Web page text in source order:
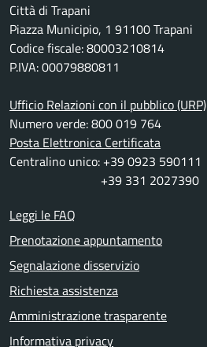
Città di Trapani
Piazza Municipio, 1 91100 Trapani
Codice fiscale: 80003210814
P.IVA: 00079880811
Ufficio Relazioni con il pubblico (URP)
Numero verde: 800 019 764
Posta Elettronica Certificata
Centralino unico: +39 0923 590111
+39 331 2027390
Leggi le FAQ
Prenotazione appuntamento
Segnalazione disservizio
Richiesta assistenza
Amministrazione trasparente
Informativa privacy